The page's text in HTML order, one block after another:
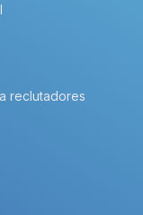
reclutadores